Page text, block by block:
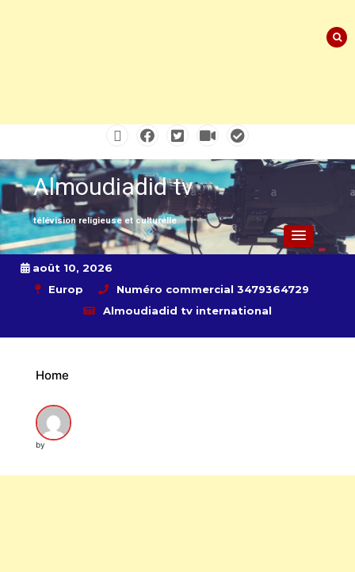
content
Almoudiadid tv
télévision religieuse et culturelle
août 10, 2026
Europ
Numéro commercial 3479364729
Almoudiadid tv international
Home
by